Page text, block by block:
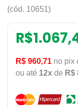
(cód. 10651)
R$
R$ 960,71 no pix
ou até 12x de R$